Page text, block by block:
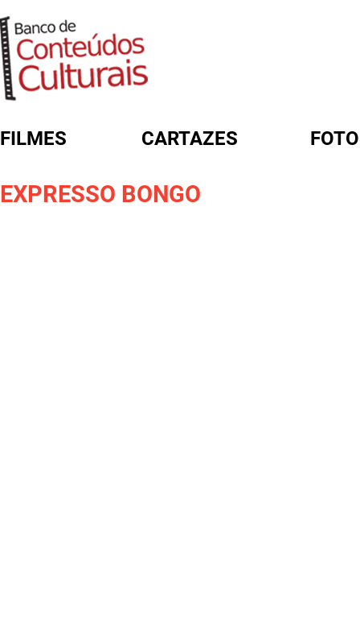
FILMES CARTAZES
EXPRESSO BONGO
FORMULÁRIO DE BUSCA